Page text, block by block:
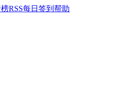
RSS每日签到 帮助